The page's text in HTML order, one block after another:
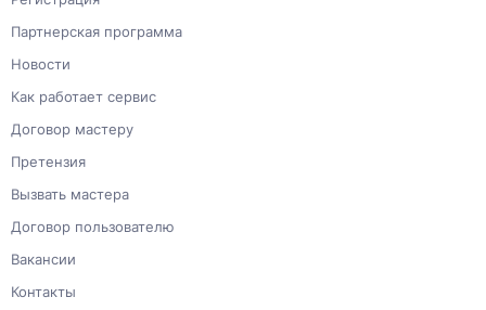
Партнерская программа
Новости
Как работает сервис
Договор мастеру
Претензия
Вызвать мастера
Договор пользователю
Вакансии
Контакты